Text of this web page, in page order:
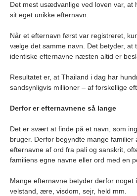
Det mest usædvanlige ved loven var, at
sit eget unikke efternavn.
Når et efternavn først var registreret,
vælge det samme navn. Det betyder, at
identiske efternavne næsten altid er
Resultatet er, at Thailand i dag har
sandsynligvis millioner – af forskellige
Derfor er efternavnene så lange
Det er svært at finde på et navn, som
bruger. Derfor begyndte mange
efternavne af ord fra pali og sanskrit,
familiens egne navne eller ord med en
Mange efternavne betyder derfor noget
velstand, ære, visdom, sejr, held mm.